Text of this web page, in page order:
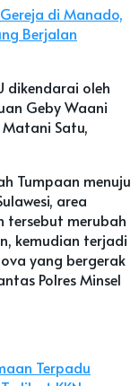
di Manado,
Berjalan
dikendarai oleh
Geby Waani
Matani Satu,
Tumpaan menuju
area
tersebut merubah
kemudian terjadi
yang bergerak
Polres Minsel
Terpadu